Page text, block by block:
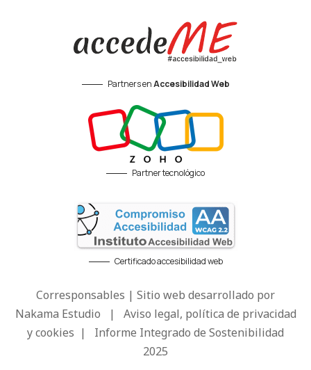
Partners enAccesibilidad Web
Partner tecnológico
Certificado accesibilidad web
Corresponsables | Sitio web desarrollado por
Nakama Estudio | Aviso legal, política de privacidad
y cookies | Informe Integrado de Sostenibilidad
2025